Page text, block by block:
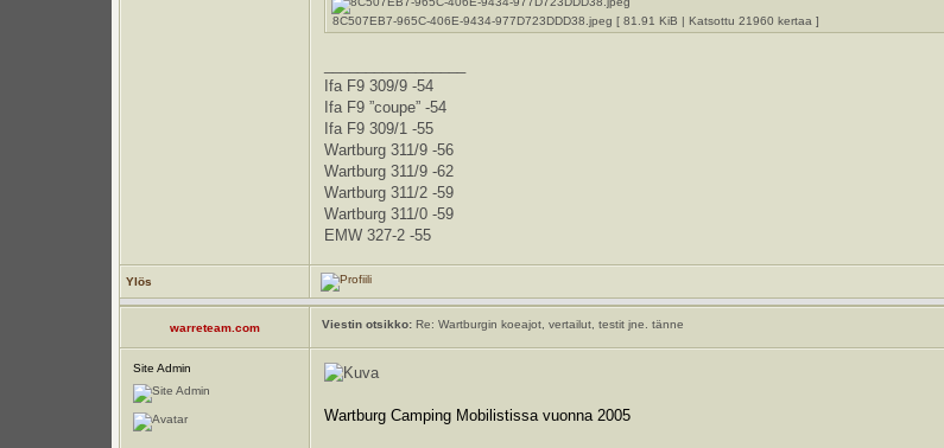
8C507EB7-965C-406E-9434-977D723DDD38.jpeg [ 81.91 KiB | Katsottu 21960 kertaa ]
Ifa F9 309/9 -54
Ifa F9 ”coupe” -54
Ifa F9 309/1 -55
Wartburg 311/9 -56
Wartburg 311/9 -62
Wartburg 311/2 -59
Wartburg 311/0 -59
EMW 327-2 -55
Ylös
warreteam.com Viestin otsikko: Re: Wartburgin koeajot, vertailut, testit jne. tänne
Site Admin
Wartburg Camping Mobilistissa vuonna 2005